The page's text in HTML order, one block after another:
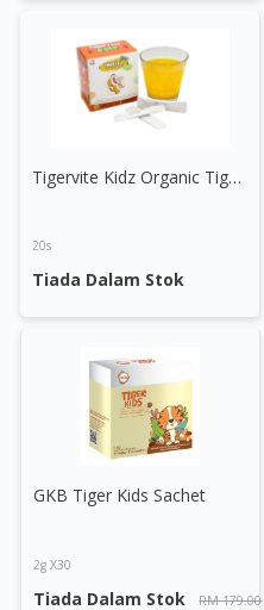
Tigervite Kidz Organic Tiger Milk Mushroom (Passion Fruit)
20s
Tiada Dalam Stok
GKB Tiger Kids Sachet
2g X30
Tiada Dalam Stok RM 179.00